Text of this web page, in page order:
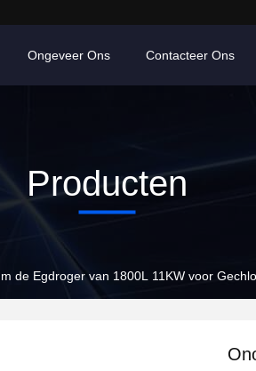
Ongeveer Ons Contacteer Ons
Producten
de Egdroger van 1800L 11KW voor